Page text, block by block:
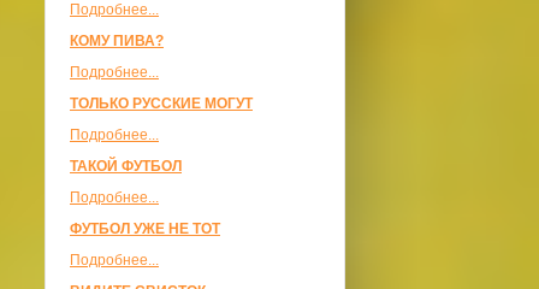
Подробнее...
КОМУ ПИВА?
Подробнее...
ТОЛЬКО РУССКИЕ МОГУТ
Подробнее...
ТАКОЙ ФУТБОЛ
Подробнее...
ФУТБОЛ УЖЕ НЕ ТОТ
Подробнее...